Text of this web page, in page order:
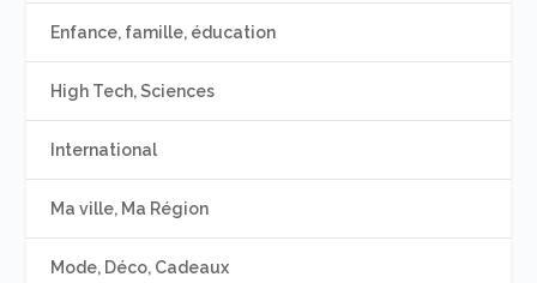
Enfance, famille, éducation
High Tech, Sciences
International
Ma ville, Ma Région
Mode, Déco, Cadeaux